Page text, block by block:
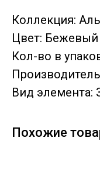
Коллекция:
Цвет: Бежевый
Кол-во в
Вид элемента:
Похожие